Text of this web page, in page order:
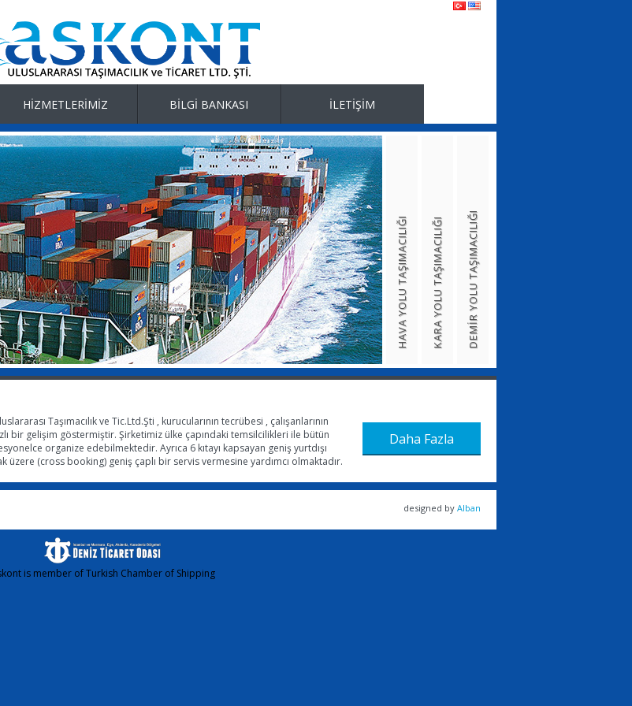
HİZMETLERİMİZ
Deniz Yolu
Hava Yolu
Kara Yolu
Demir Yolu
BİLGİ BANKASI
Konteyner Ölçüleri
Incoterms
İLETİŞİM
İletişim Bilgileri
Fiyat Talebi
HAVA YOLU TAŞIMACILIĞIKARA YOLU TAŞIMACILIĞIDEMİR YOLU TAŞIMACILIĞI
Taşımacılık ve Tic.Ltd.Şti , kurucularının tecrübesi , çalışanlarının
bir gelişim göstermiştir. Şirketimiz ülke çapındaki temsilcilikleri ile bütün
organize edebilmektedir. Ayrıca 6 kıtayı kapsayan geniş yurtdışı
(cross booking) geniş çaplı bir servis vermesine yardımcı olmaktadır.
Daha Fazla
designed by Alban
is member of Turkish Chamber of Shipping